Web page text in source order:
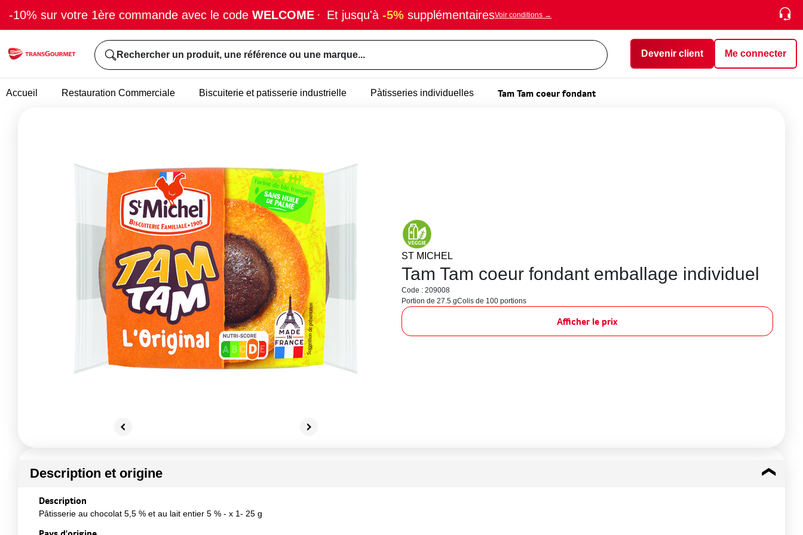
-10% sur votre 1ère commande avec le code WELCOME · Et jusqu'à -5% supplémentairesVoir conditions →
Rechercher un produit, une référence ou une marque... Devenir client Me connecter
Accueil Restauration Commerciale Biscuiterie et patisserie industrielle Pàtisseries individuelles Tam Tam coeur fondant
ST MICHEL
Tam Tam coeur fondant emballage individuel
Code : 209008
Portion de 27.5 gColis de 100 portions
Afficher le prix
Description et origine
Description
Pâtisserie au chocolat 5,5 % et au lait entier 5 % - x 1- 25 g